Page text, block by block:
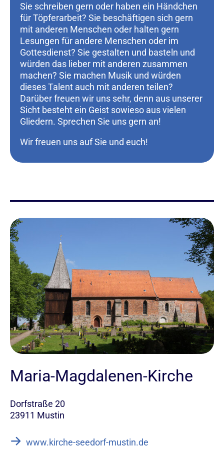
Sie schreiben gern oder haben ein Händchen
für Töpferarbeit? Sie beschäftigen sich gern
mit anderen Menschen oder halten gern
Lesungen für andere Menschen oder im
Gottesdienst? Sie gestalten und basteln und
würden das lieber mit anderen zusammen
machen? Sie machen Musik und würden
dieses Talent auch mit anderen teilen?
Darüber freuen wir uns sehr, denn aus unserer
Sicht besteht ein Geist sowieso aus vielen
Gliedern. Sprechen Sie uns gern an!
Wir freuen uns auf Sie und euch!
Maria-Magdalenen-Kirche
Dorfstraße 20
23911 Mustin
www.kirche-seedorf-mustin.de